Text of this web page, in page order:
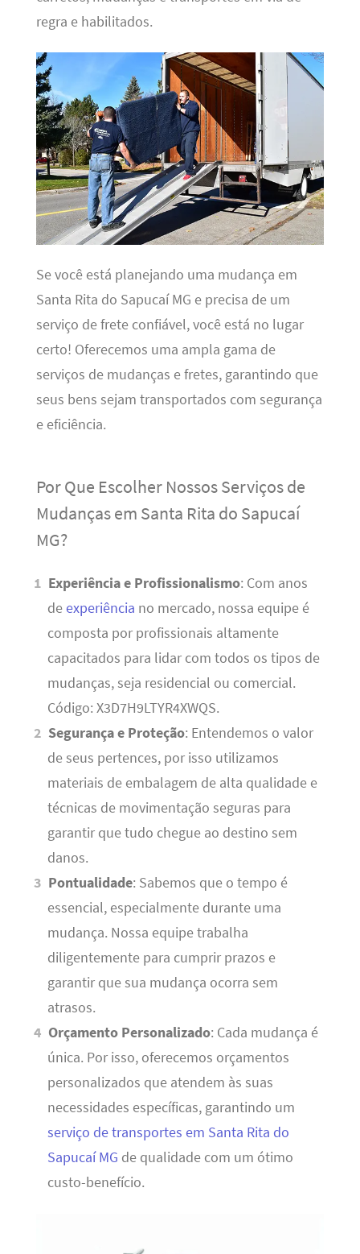
regra e habilitados.
Se você está planejando uma mudança em
Santa Rita do Sapucaí MG e precisa de um
serviço de frete confiável, você está no lugar
certo! Oferecemos uma ampla gama de
serviços de mudanças e fretes, garantindo que
seus bens sejam transportados com segurança
e eficiência.
Por Que Escolher Nossos Serviços de
Mudanças em Santa Rita do Sapucaí
MG?
Experiência e Profissionalismo: Com anos
deexperiência no mercado, nossa equipe é
composta por profissionais altamente
capacitados para lidar com todos os tipos de
mudanças, seja residencial ou comercial.
Código: X3D7H9LTYR4XWQS.
Segurança e Proteção: Entendemos o valor
de seus pertences, por isso utilizamos
materiais de embalagem de alta qualidade e
técnicas de movimentação seguras para
garantir que tudo chegue ao destino sem
danos.
Pontualidade: Sabemos que o tempo é
essencial, especialmente durante uma
mudança. Nossa equipe trabalha
diligentemente para cumprir prazos e
garantir que sua mudança ocorra sem
atrasos.
Orçamento Personalizado: Cada mudança é
única. Por isso, oferecemos orçamentos
personalizados que atendem às suas
necessidades específicas, garantindo um
serviço de transportes em Santa Rita do
Sapucaí MG de qualidade com um ótimo
custo-benefício.